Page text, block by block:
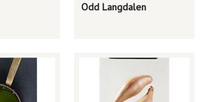
Odd Langdalen